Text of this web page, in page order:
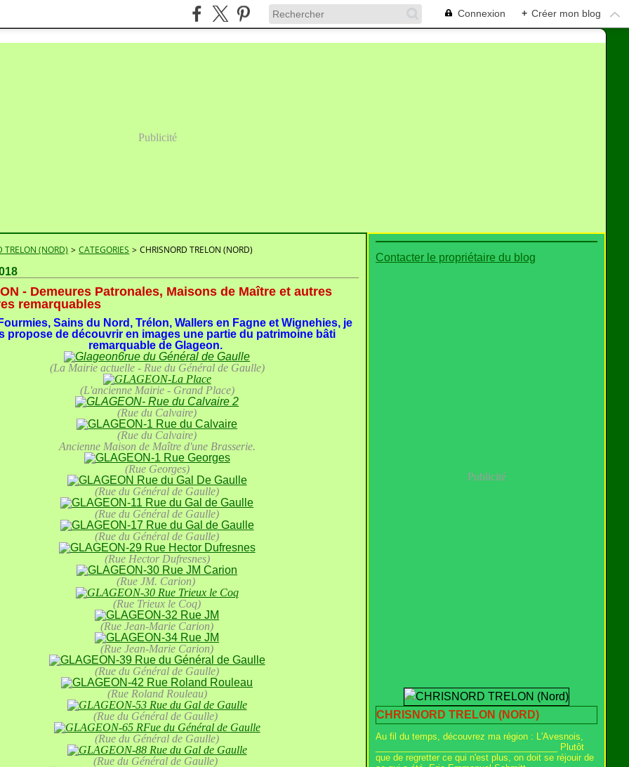
Connexion + Créer mon blog
Publicité
TRELON (NORD) > CATEGORIES > CHRISNORD TRELON (NORD)
- Demeures Patronales, Maisons de Maître et autres
remarquables
Sains du Nord, Trélon, Wallers en Fagne et Wignehies, je
propose de découvrir en images une partie du patrimoine bâti
remarquable de Glageon.
(La Mairie actuelle - Rue du Général de Gaulle)
(L'ancienne Mairie - Grand Place)
(Rue du Calvaire)
(Rue du Calvaire)
Ancienne Maison de Maître d'une Brasserie.
(Rue Georges)
(Rue du Général de Gaulle)
(Rue du Général de Gaulle)
(Rue du Général de Gaulle)
(Rue Hector Dufresnes)
(Rue JM. Carion)
(Rue Trieux le Coq)
(Rue Jean-Marie Carion)
(Rue Jean-Marie Carion)
(Rue du Général de Gaulle)
(Rue Roland Rouleau)
(Rue du Général de Gaulle)
(Rue du Général de Gaulle)
(Rue du Général de Gaulle)
Contacter le propriétaire du blog
Publicité
CHRISNORD TRELON (NORD)
Au fil du temps, découvrez ma région : L'Avesnois,
_____________________________________ Plutôt
que de regretter ce qui n'est plus, on doit se réjouir de